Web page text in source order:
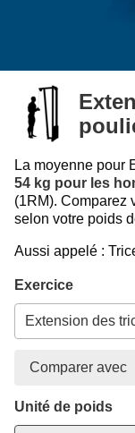
La moyenne pour
54 kg pour les
(1RM). Comparez
selon votre poids
Aussi appelé :
Exercice
Comparer avec
Unité de poids